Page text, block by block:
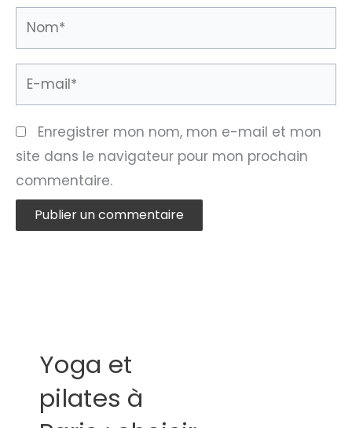
Nom*
E-
Enregistrer mon nom, mon e-mail et mon
site dans le navigateur pour mon prochain
commentaire.
Yoga et
pilates à